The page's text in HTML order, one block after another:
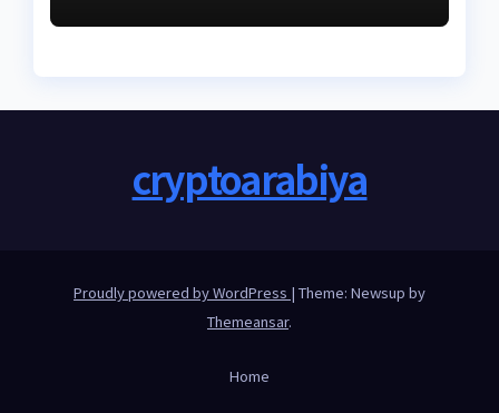
cryptoarabiya
Proudly powered by WordPress | Theme: Newsup by
Themeansar.
Home